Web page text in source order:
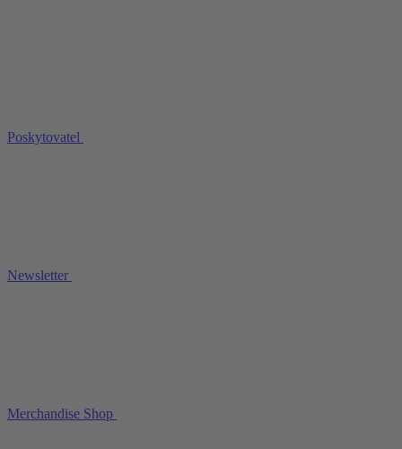
Poskytovatel
Newsletter
Merchandise Shop